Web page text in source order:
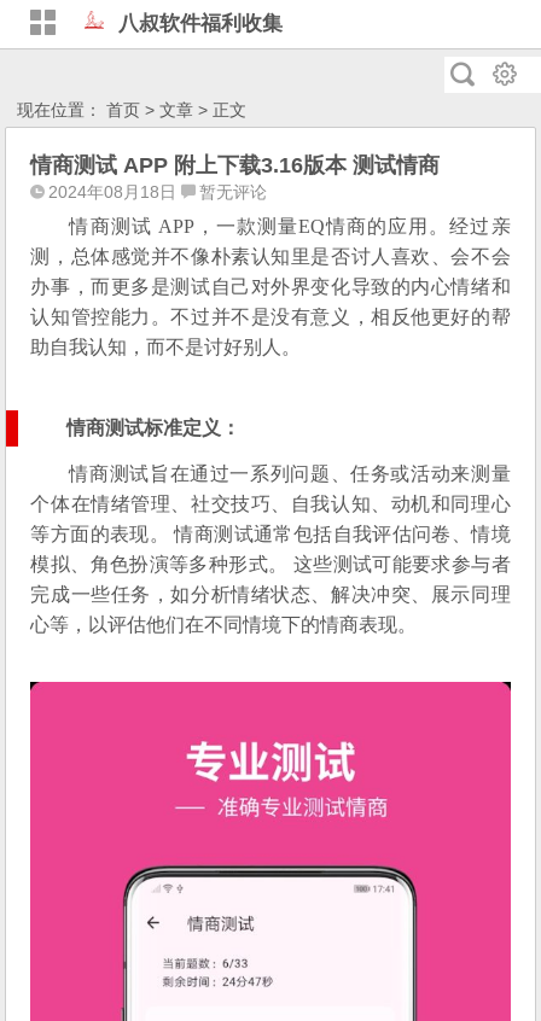
八叔软件福利收集
现在位置：首页 >文章 > 正文
情商测试 APP 附上下载3.16版本 测试情商
2024年08月18日 暂无评论
情商测试 APP，一款测量EQ情商的应用。经过亲
测，总体感觉并不像朴素认知里是否讨人喜欢、会不会
办事，而更多是测试自己对外界变化导致的内心情绪和
认知管控能力。不过并不是没有意义，相反他更好的帮
助自我认知，而不是讨好别人。
情商测试标准定义：
情商测试旨在通过一系列问题、任务或活动来测量
个体在情绪管理、社交技巧、自我认知、动机和同理心
等方面的表现。 情商测试通常包括自我评估问卷、情境
模拟、角色扮演等多种形式。 这些测试可能要求参与者
完成一些任务，如分析情绪状态、解决冲突、展示同理
心等，以评估他们在不同情境下的情商表现。